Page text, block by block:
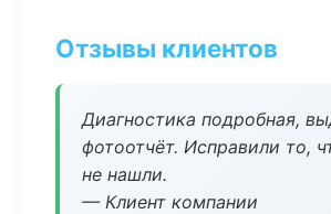
Отзывы клиентов
Диагностика подробная,
фотоотчёт. Исправили то,
не нашли.
— Клиент компании